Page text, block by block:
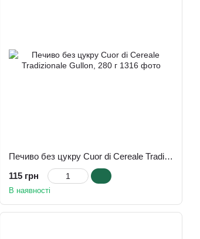
Печиво без цукру Cuor di Cereale Tradizionale Gullon, 280 г
115 грн
В наявності